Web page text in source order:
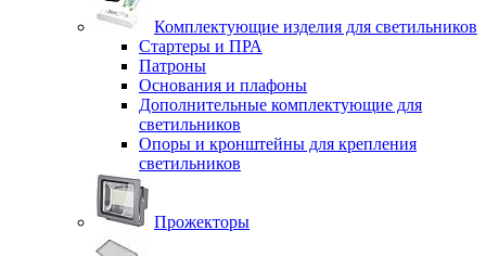
Комплектующие изделия для светильников
Стартеры и ПРА
Патроны
Основания и плафоны
Дополнительные комплектующие для
светильников
Опоры и кронштейны для крепления
светильников
Прожекторы